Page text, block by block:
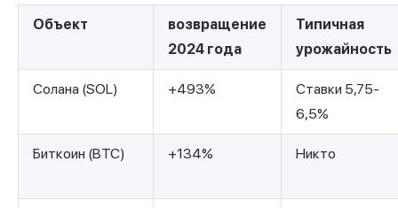
Объект
возвращение
2024 года
Типичная
урожайность
Солана (SOL) +493%
Ставки 5,75-
6,5%
Биткоин (BTC) +134% Никто